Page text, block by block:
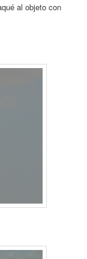
al objeto con